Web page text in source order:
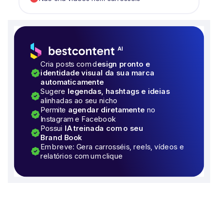
Cria posts com design pronto e
identidade visual da sua marca
automaticamente
Sugere legendas, hashtags e ideias
alinhadas ao seu nicho
Permite agendar diretamente no
Instagram e Facebook
Possui IA treinada com o seu
Brand Book
Em breve: Gera carrosséis, reels, vídeos e
relatórios com um clique